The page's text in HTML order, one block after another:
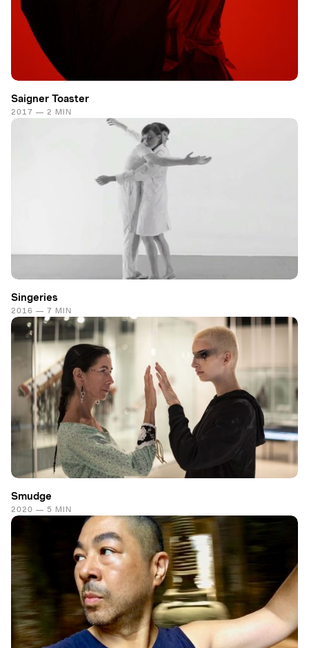
Saigner Toaster
2017 — 2 MIN
Singeries
2016 — 7 MIN
Smudge
2020 — 5 MIN